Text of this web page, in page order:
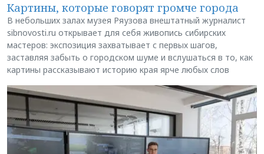
Картины, которые говорят громче города
В небольших залах музея Ряузова внештатный журналист
sibnovosti.ru открывает для себя живопись сибирских
мастеров: экспозиция захватывает с первых шагов,
заставляя забыть о городском шуме и вслушаться в то, как
картины рассказывают историю края ярче любых слов